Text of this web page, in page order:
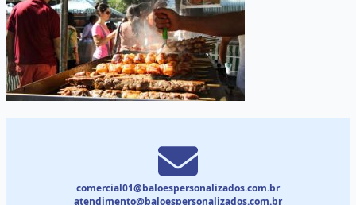
comercial01@baloespersonalizados.com.br
atendimento@baloespersonalizados.com.br